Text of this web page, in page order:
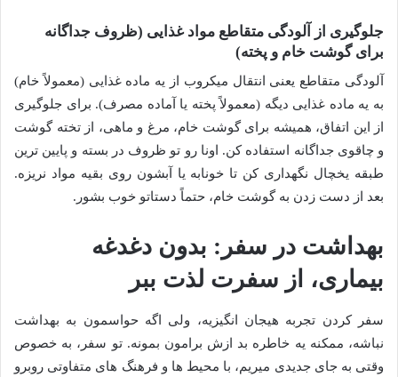
جلوگیری از آلودگی متقاطع مواد غذایی (ظروف جداگانه
برای گوشت خام و پخته)
آلودگی متقاطع یعنی انتقال میکروب از یه ماده غذایی (معمولاً خام)
به یه ماده غذایی دیگه (معمولاً پخته یا آماده مصرف). برای جلوگیری
از این اتفاق، همیشه برای گوشت خام، مرغ و ماهی، از تخته گوشت
و چاقوی جداگانه استفاده کن. اونا رو تو ظروف در بسته و پایین ترین
طبقه یخچال نگهداری کن تا خونابه یا آبشون روی بقیه مواد نریزه.
بعد از دست زدن به گوشت خام، حتماً دستاتو خوب بشور.
بهداشت در سفر: بدون دغدغه
بیماری، از سفرت لذت ببر
سفر کردن تجربه هیجان انگیزیه، ولی اگه حواسمون به بهداشت
نباشه، ممکنه یه خاطره بد ازش برامون بمونه. تو سفر، به خصوص
وقتی به جای جدیدی میریم، با محیط ها و فرهنگ های متفاوتی روبرو